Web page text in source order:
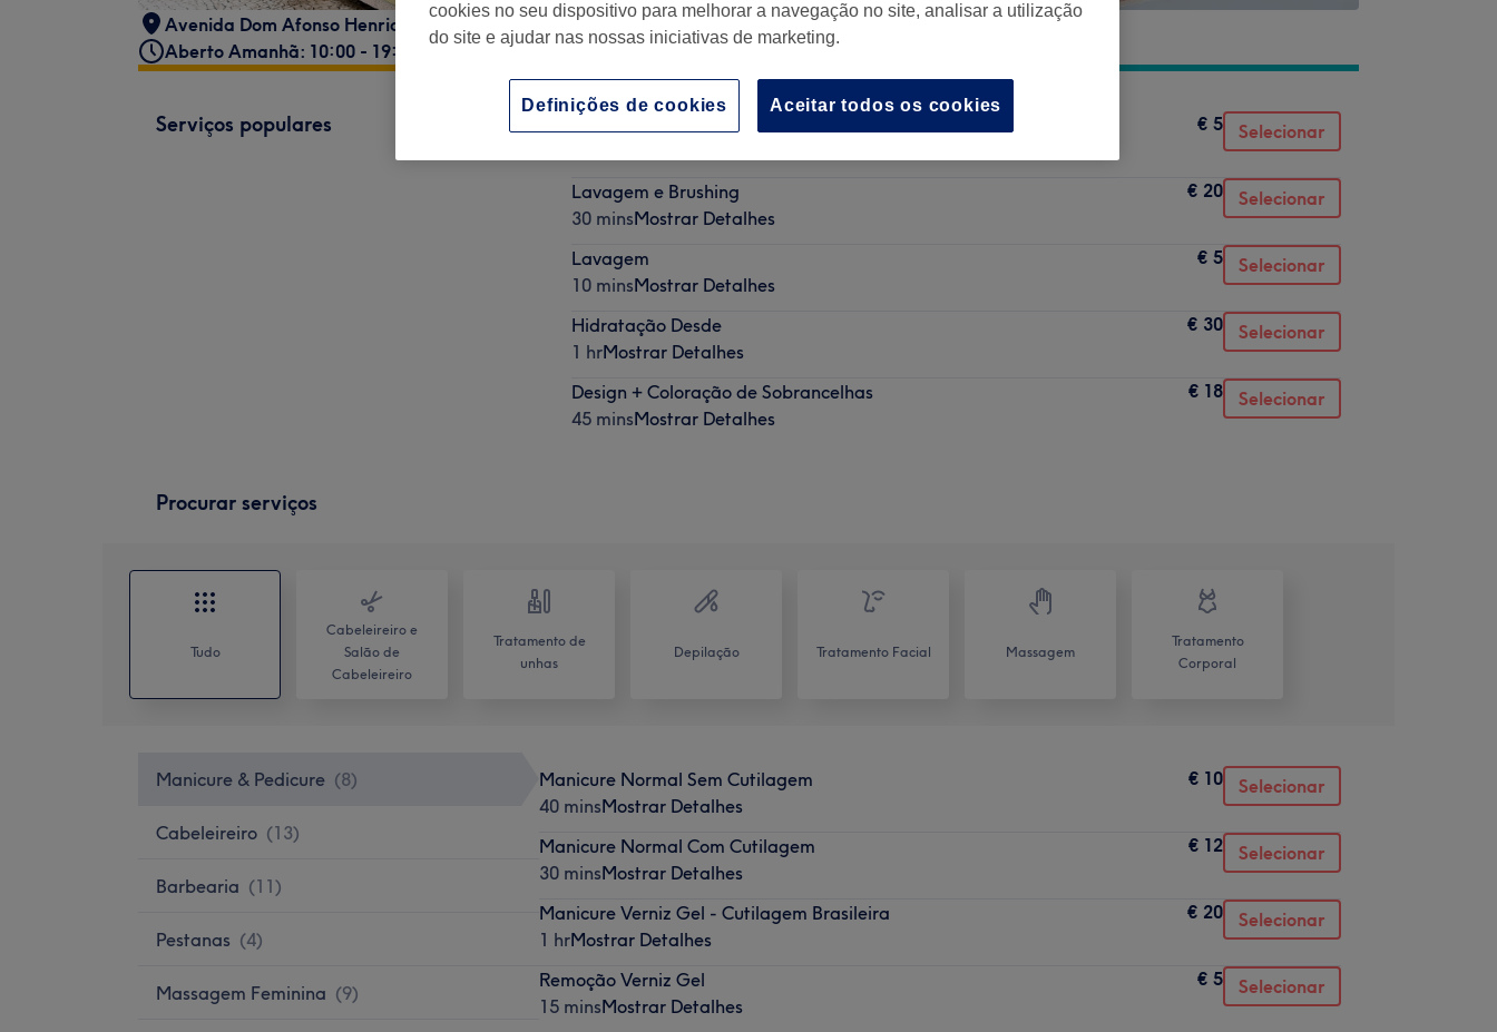
Avenida Dom Afonso Henriques 1070, Porto, PT
Aberto Amanhã: 10:00 - 19:00
Serviços populares € 5 Selecionar
Lavagem e Brushing
30 minsMostrar Detalhes
€ 20 Selecionar
Lavagem
10 minsMostrar Detalhes
€ 5 Selecionar
Hidratação Desde
1 hrMostrar Detalhes
€ 30 Selecionar
Design + Coloração de Sobrancelhas
45 minsMostrar Detalhes
€ 18 Selecionar
Procurar serviços
Tudo
Cabeleireiro e
Salão de
Cabeleireiro
Tratamento de
unhas
Depilação Tratamento Facial Massagem
Tratamento
Corporal
Manicure & Pedicure (8)
Cabeleireiro (13)
Barbearia (11)
Pestanas (4)
Massagem Feminina (9)
Manicure Normal Sem Cutilagem
40 minsMostrar Detalhes
€ 10 Selecionar
Manicure Normal Com Cutilagem
30 minsMostrar Detalhes
€ 12 Selecionar
Manicure Verniz Gel - Cutilagem Brasileira
1 hrMostrar Detalhes
€ 20 Selecionar
Remoção Verniz Gel
15 minsMostrar Detalhes
€ 5 Selecionar
cookies no seu dispositivo para melhorar a navegação no site, analisar a utilização
do site e ajudar nas nossas iniciativas de marketing.
Aceitar todos os cookies
Definições de cookies